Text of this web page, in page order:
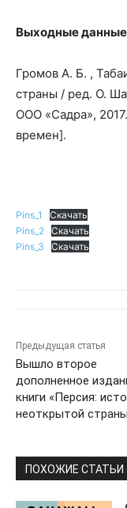
Выходные данные
Громов А. Б. ,
страны / ред. О.
ООО «Садра»,
времен].
Pins_1
Скачать
Pins_2 Скачать
Pins_3
Скачать
Предыдущая статья
Вышло второе
дополненное
книги «Персия:
неоткрытой
ПОХОЖИЕ СТАТЬИ